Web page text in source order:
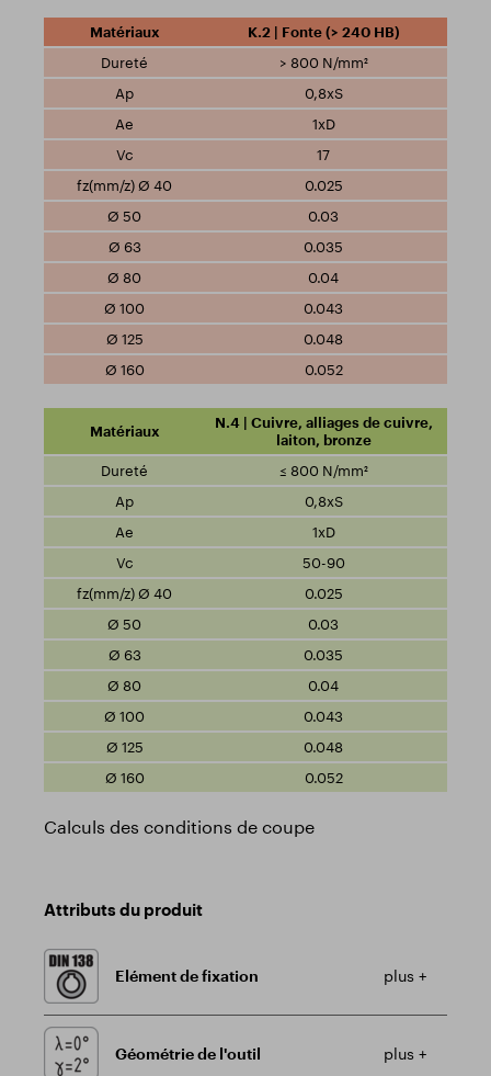
K.2 | Fonte (> 240 HB)
> 800 N/mm²
0,8xS
1xD
17
0.025
0.03
0.035
0.04
0.043
0.048
0.052
N.4 | Cuivre, alliages de cuivre,
laiton, bronze
≤ 800 N/mm²
0,8xS
1xD
50-90
0.025
0.03
0.035
0.04
0.043
0.048
0.052
Calculs des conditions de coupe
Attributs du produit
Elément de fixation plus +
Géométrie de l'outil plus +